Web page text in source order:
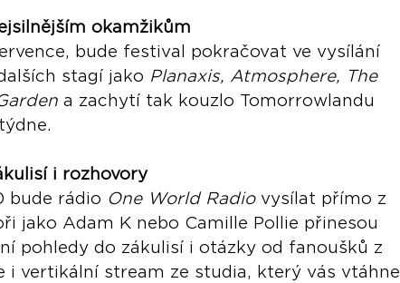
okamžikům
bude festival pokračovat ve vysílání
stagí jako Planaxis, Atmosphere, The
a zachytí tak kouzlo Tomorrowlandu
i rozhovory
bude rádio One World Radio vysílat přímo z
jako Adam K nebo Camille Pollie přinesou
pohledy do zákulisí i otázky od fanoušků z
i vertikální stream ze studia, který vás vtáhne